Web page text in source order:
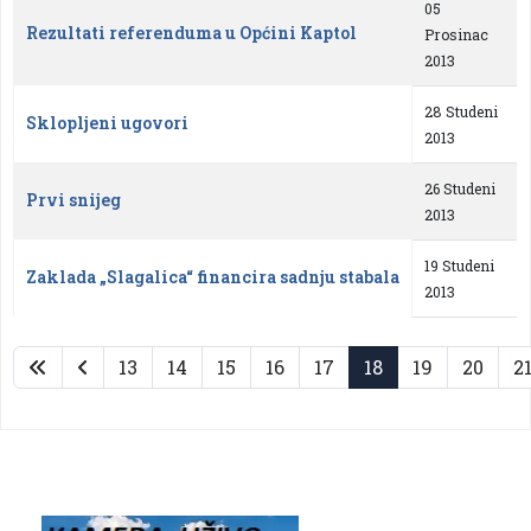
Rezultati referenduma u Općini Kaptol
05
Prosinac
2013
Sklopljeni ugovori
28 Studeni
2013
Prvi snijeg
26 Studeni
2013
Zaklada „Slagalica“ financira sadnju stabala
19 Studeni
2013
Stranica 18 od 29
13 14 15 16 17 18 19 20 21